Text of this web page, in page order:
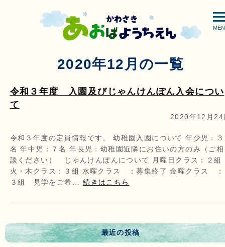
2020年12月の一覧
令和３年度 入園及びじゃんけんぽん入会につい
て
2020年12月24
令和３年度の定員情報です。 幼稚園入園について 年少児：３
名 年中児：７名 年長児：幼稚園近隣にお住いの方のみ（ご相
談ください） じゃんけんぽんについて 月曜日クラス：２組
火・木クラス：３組 水曜クラス ：募集終了 金曜クラス ：
３組 見学をご希...続きはこちら
最近の投稿